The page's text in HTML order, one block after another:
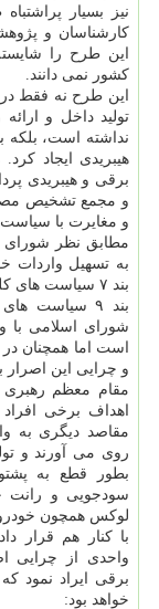
نیز بسیار
کارشناسان و
این طرح را
کشور نمی دانند.
این طرح نه فقط در
تولید داخل و
نداشته است، بلکه
و مجمع تشخیص
و مغایرت با سیاست
به تسهیل واردات
بند ۷ سیاست
بند ۹ سیاست های کلی
شورای اسلامی با
است اما همچنان در
و چرایی این
مقام معظم رهبری
اهداف برخی افراد
مقاصد دیگری به
روی می آورند و
بطور قطع به
سودجویی و رانت
لوکس همچون
با کنار هم قرار
واحدی از چرایی
برقی ایراد نمود
خواهد بود: